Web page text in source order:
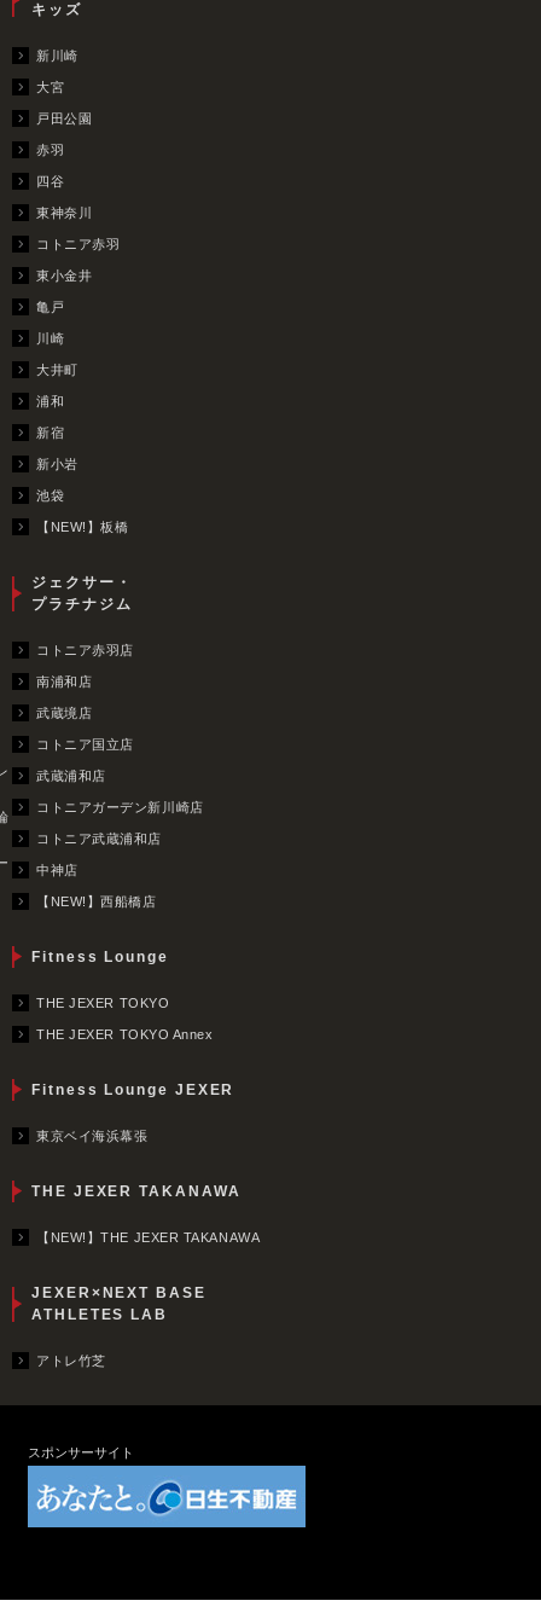
キッズ
新川崎
大宮
戸田公園
赤羽
四谷
東神奈川
コトニア赤羽
東小金井
亀戸
川崎
大井町
浦和
新宿
新小岩
池袋
【NEW!】板橋
ジェクサー・
プラチナジム
コトニア赤羽店
南浦和店
武蔵境店
コトニア国立店
武蔵浦和店
コトニアガーデン新川崎店
コトニア武蔵浦和店
中神店
【NEW!】西船橋店
Fitness Lounge
THE JEXER TOKYO
THE JEXER TOKYO Annex
Fitness Lounge JEXER
東京ベイ海浜幕張
THE JEXER TAKANAWA
【NEW!】THE JEXER TAKANAWA
JEXER×NEXT BASE
ATHLETES LAB
アトレ竹芝
スポンサーサイト